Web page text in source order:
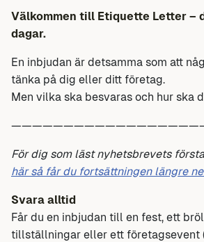
Välkommen till Etiquette Letter –
dagar.
En inbjudan är detsamma som att
tänka på dig eller ditt företag.
Men vilka ska besvaras och hur ska
För dig som läst nyhetsbrevets
här så får du fortsättningen längre
Svara alltid
Får du en inbjudan till en fest, ett
tillställningar eller ett företagsevent